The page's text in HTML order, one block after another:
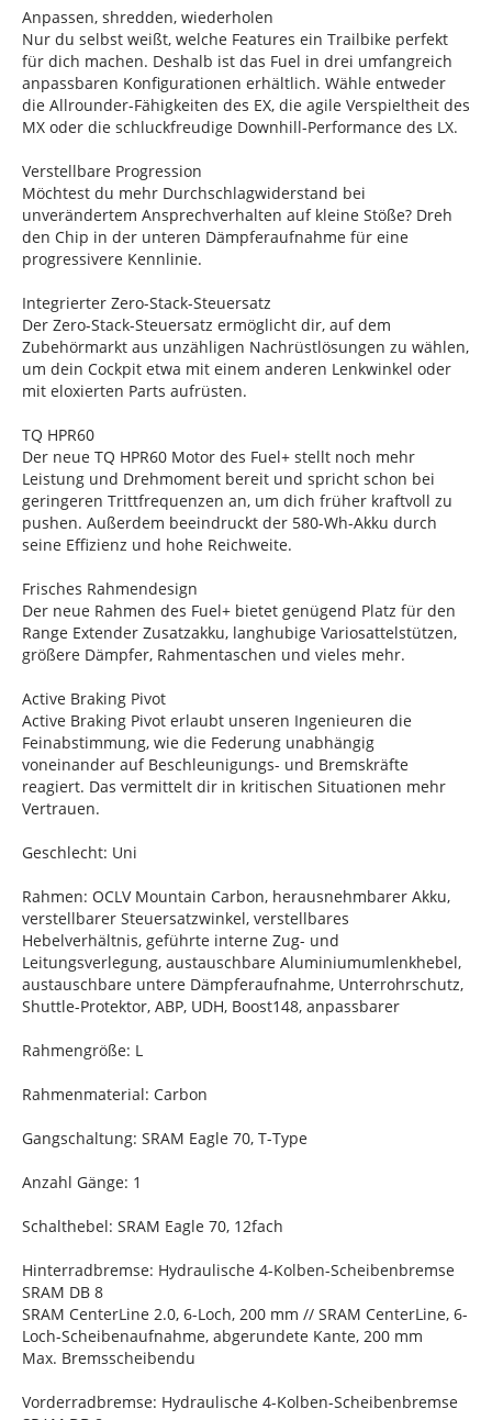
Anpassen, shredden, wiederholen
Nur du selbst weißt, welche Features ein Trailbike perfekt
für dich machen. Deshalb ist das Fuel in drei umfangreich
anpassbaren Konfigurationen erhältlich. Wähle entweder
die Allrounder-Fähigkeiten des EX, die agile Verspieltheit des
MX oder die schluckfreudige Downhill-Performance des LX.
Verstellbare Progression
Möchtest du mehr Durchschlagwiderstand bei
unverändertem Ansprechverhalten auf kleine Stöße? Dreh
den Chip in der unteren Dämpferaufnahme für eine
progressivere Kennlinie.
Integrierter Zero-Stack-Steuersatz
Der Zero-Stack-Steuersatz ermöglicht dir, auf dem
Zubehörmarkt aus unzähligen Nachrüstlösungen zu wählen,
um dein Cockpit etwa mit einem anderen Lenkwinkel oder
mit eloxierten Parts aufrüsten.
TQ HPR60
Der neue TQ HPR60 Motor des Fuel+ stellt noch mehr
Leistung und Drehmoment bereit und spricht schon bei
geringeren Trittfrequenzen an, um dich früher kraftvoll zu
pushen. Außerdem beeindruckt der 580-Wh-Akku durch
seine Effizienz und hohe Reichweite.
Frisches Rahmendesign
Der neue Rahmen des Fuel+ bietet genügend Platz für den
Range Extender Zusatzakku, langhubige Variosattelstützen,
größere Dämpfer, Rahmentaschen und vieles mehr.
Active Braking Pivot
Active Braking Pivot erlaubt unseren Ingenieuren die
Feinabstimmung, wie die Federung unabhängig
voneinander auf Beschleunigungs- und Bremskräfte
reagiert. Das vermittelt dir in kritischen Situationen mehr
Vertrauen.
Geschlecht: Uni
Rahmen: OCLV Mountain Carbon, herausnehmbarer Akku,
verstellbarer Steuersatzwinkel, verstellbares
Hebelverhältnis, geführte interne Zug- und
Leitungsverlegung, austauschbare Aluminiumumlenkhebel,
austauschbare untere Dämpferaufnahme, Unterrohrschutz,
Shuttle-Protektor, ABP, UDH, Boost148, anpassbarer
Rahmengröße: L
Rahmenmaterial: Carbon
Gangschaltung: SRAM Eagle 70, T-Type
Anzahl Gänge: 1
Schalthebel: SRAM Eagle 70, 12fach
Hinterradbremse: Hydraulische 4-Kolben-Scheibenbremse
SRAM DB 8
SRAM CenterLine 2.0, 6-Loch, 200 mm // SRAM CenterLine, 6-
Loch-Scheibenaufnahme, abgerundete Kante, 200 mm
Max. Bremsscheibendu
Vorderradbremse: Hydraulische 4-Kolben-Scheibenbremse